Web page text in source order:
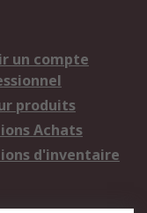
un compte
produits
Achats
d'inventaire